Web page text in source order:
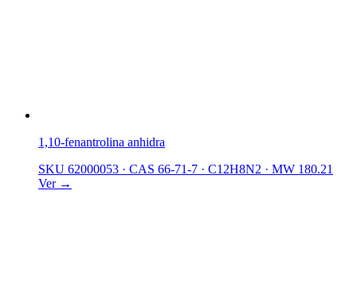
1,10-fenantrolina anhidra
SKU 62000053 · CAS 66-71-7 · C12H8N2 · MW 180.21
Ver →